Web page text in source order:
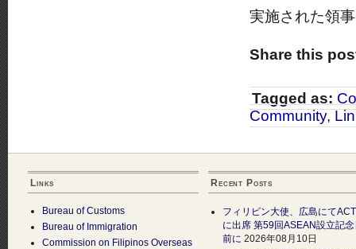
実施された領
Share this
Tagged as:
Community,
Links
Bureau of Customs
Bureau of Immigration
Commission on Filipinos Overseas
Recent Posts
フィリピン大使、広島にて
に出席 第59回ASEAN設立記
前に 2026年08月10日